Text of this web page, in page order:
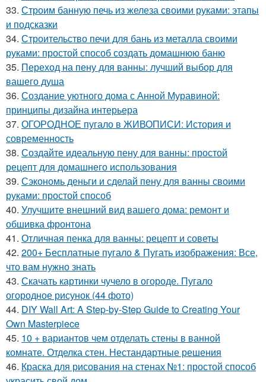
33. Строим банную печь из железа своими руками: этапы
и подсказки
34. Строительство печи для бань из металла своими
руками: простой способ создать домашнюю баню
35. Переход на пену для ванны: лучший выбор для
вашего душа
36. Создание уютного дома с Анной Муравиной:
принципы дизайна интерьера
37. ОГОРОДНОЕ пугало в ЖИВОПИСИ: История и
современность
38. Создайте идеальную пену для ванны: простой
рецепт для домашнего использования
39. Сэкономь деньги и сделай пену для ванны своими
руками: простой способ
40. Улучшите внешний вид вашего дома: ремонт и
обшивка фронтона
41. Отличная пенка для ванны: рецепт и советы
42. 200+ Бесплатные пугало & Пугать изображения: Все,
что вам нужно знать
43. Скачать картинки чучело в огороде. Пугало
огородное рисунок (44 фото)
44. DIY Wall Art: A Step-by-Step Guide to Creating Your
Own Masterpiece
45. 10 + вариантов чем отделать стены в ванной
комнате. Отделка стен. Нестандартные решения
46. Краска для рисования на стенах №1: простой способ